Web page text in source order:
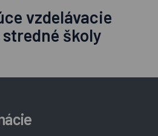
vzdelávacie
školy